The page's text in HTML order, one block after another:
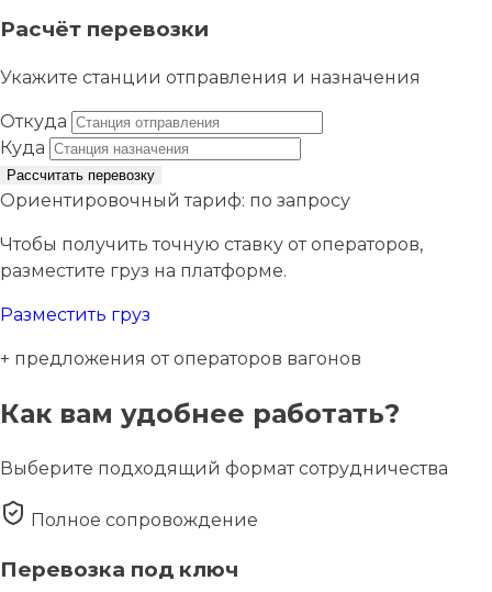
Расчёт перевозки
Укажите станции отправления и назначения
Откуда
Куда
Рассчитать перевозку
Ориентировочный тариф: по запросу
Чтобы получить точную ставку от операторов,
разместите груз на платформе.
Разместить груз
+ предложения от операторов вагонов
Как вам удобнее работать?
Выберите подходящий формат сотрудничества
Полное сопровождение
Перевозка под ключ